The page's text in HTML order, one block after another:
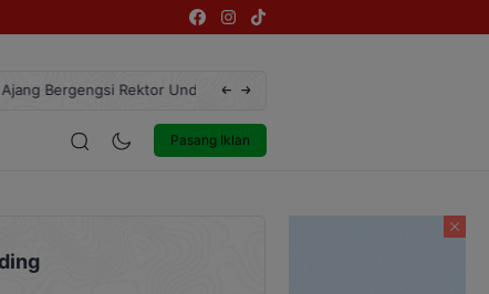
Rektor Unda Cup 2025 Terekam CCTV, Pelaku Curanmor di Jalan
Pasang Iklan
Entertainment